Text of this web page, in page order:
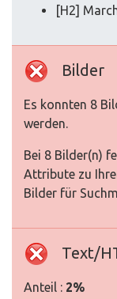
[H2]
Bilder
Es konnten 8
werden.
Bei 8 Bilder(n)
Attribute zu
Bilder für
Text/
Anteil : 2%